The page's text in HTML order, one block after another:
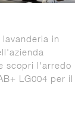
in
scopri l'arredo
LG004 per il